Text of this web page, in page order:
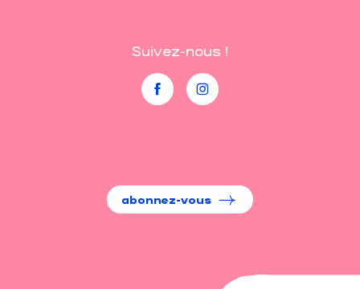
Suivez-nous !
abonnez-vous